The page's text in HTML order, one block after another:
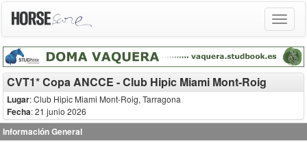
Toggle
CVT1* Copa ANCCE - Club Hipic Miami Mont-Roig
Lugar: Club Hipic Miami Mont-Roig, Tarragona
Fecha: 21 junio 2026
Información General